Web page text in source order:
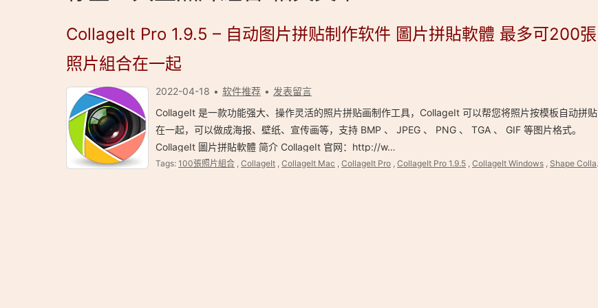
CollageIt Pro 1.9.5 – 自动图片拼贴制作软件 圖片拼貼軟體 最多可200張
照片組合在一起
2022-04-18 软件推荐
发表留言
CollageIt 是一款功能强大、操作灵活的照片拼贴画制作工具，CollageIt 可以帮您将照片按模板自动拼贴
在一起，可以做成海报、壁纸、宣传画等，支持 BMP 、 JPEG 、 PNG 、 TGA 、 GIF 等图片格式。
CollageIt 圖片拼貼軟體 简介 CollageIt 官网：http://w…
Tags: 100張照片組合 , CollageIt , CollageIt Mac , CollageIt Pro , CollageIt Pro 1.9.5 , CollageIt Windows , Shape Collage Pro